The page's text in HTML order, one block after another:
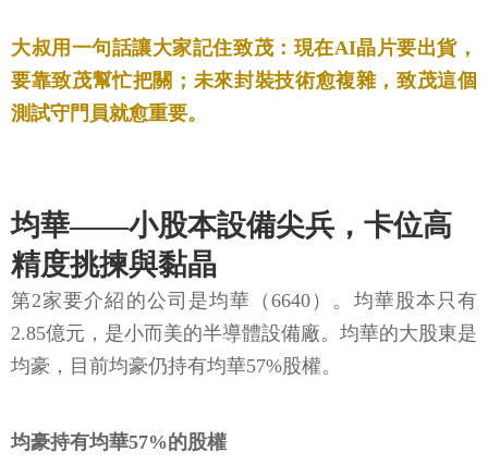
大叔用一句話讓大家記住致茂：現在AI晶片要出貨，
要靠致茂幫忙把關；未來封裝技術愈複雜，致茂這個
測試守門員就愈重要。
均華——小股本設備尖兵，卡位高
精度挑揀與黏晶
第2家要介紹的公司是均華（6640）。均華股本只有
2.85億元，是小而美的半導體設備廠。均華的大股東是
均豪，目前均豪仍持有均華57%股權。
均豪持有均華57%的股權